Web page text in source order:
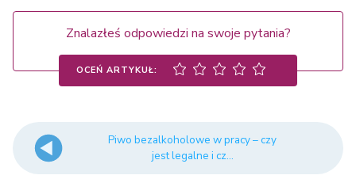
Znalazłeś odpowiedzi na swoje pytania?
OCEŃ ARTYKUŁ:
Piwo bezalkoholowe w pracy – czy
jest legalne i cz...